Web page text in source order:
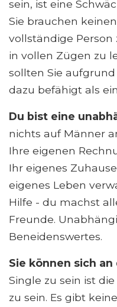
sein, ist eine
Sie brauchen
vollständige
in vollen Zügen zu
sollten Sie
dazu befähigt als
Du bist eine
nichts auf Männer
Ihre eigenen
Ihr eigenes
eigenes Leben
Hilfe - du machst
Freunde.
Beneidenswertes.
Sie können sich
Single zu sein ist
zu sein. Es gibt